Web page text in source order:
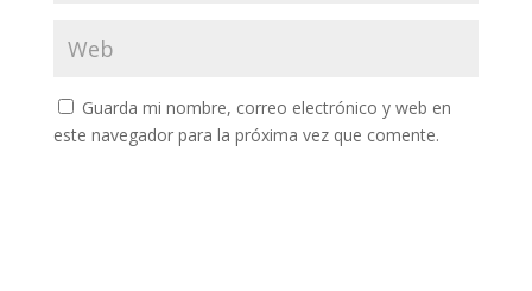
Guarda mi nombre, correo electrónico y web en
este navegador para la próxima vez que comente.